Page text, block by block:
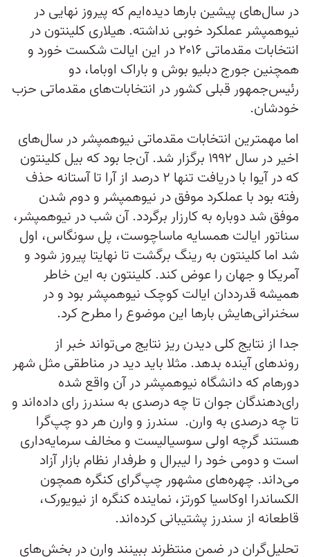
در سال‌های پیشین بارها دیده‌ایم که پیروز نهایی در
نیوهمپشر عملکرد خوبی نداشته. هیلاری کلینتون در
انتخابات مقدماتی ۲۰۱۶ در این ایالت شکست خورد و
همچنین جورج دبلیو بوش و باراک اوباما، دو
رئیس‌جمهور قبلی کشور در انتخابات‌های مقدماتی حزب
خودشان.
اما مهمترین انتخابات مقدماتی نیوهمپشر در سال‌های
اخیر در سال ۱۹۹۲ برگزار شد. آن‌جا بود که بیل کلینتون
که در آیوا با دریافت تنها ۲ درصد از آرا تا آستانه حذف
رفته بود با عملکرد موفق در نیوهمپشر و دوم شدن
موفق شد دوباره به کارزار برگردد. آن شب در نیوهمپشر،
سناتور ایالت همسایه ماساچوست، پل سونگاس، اول
شد اما کلینتون به رینگ برگشت تا نهایتا پیروز شود و
آمریکا و جهان را عوض کند. کلینتون به این خاطر
همیشه قدرددان ایالت کوچک نیوهمپشر بود و در
سخنرانی‌هایش بارها این موضوع را مطرح کرد.
جدا از نتایج کلی دیدن ریز نتایج می‌تواند خبر از
روندهای آینده بدهد. مثلا باید دید در مناطقی مثل شهر
دورهام که دانشگاه نیوهمپشر در آن واقع شده
رای‌دهندگان جوان تا چه درصدی به سندرز رای داده‌اند و
تا چه درصدی به وارن. سندرز و وارن هر دو چپ‌گرا
هستند گرچه اولی سوسیالیست و مخالف سرمایه‌داری
است و دومی خود را لیبرال و طرفدار نظام بازار آزاد
می‌داند. چهره‌های مشهور چپ‌گرای کنگره همچون
الکساندرا اوکاسیا کورتز، نماینده کنگره از نیویورک،
قاطعانه از سندرز پشتیبانی کرده‌اند.
تحلیل‌گران در ضمن منتظرند ببینند وارن در بخش‌های